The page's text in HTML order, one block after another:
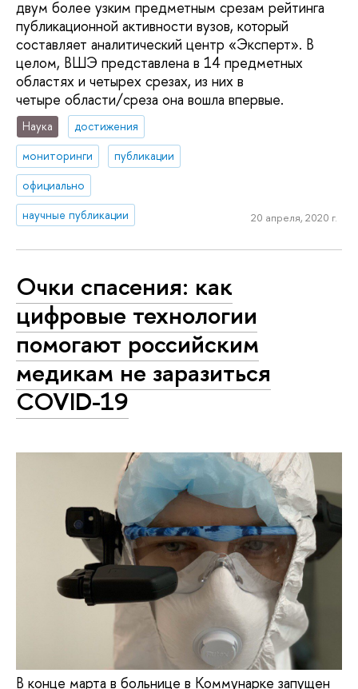
двум более узким предметным срезам рейтинга
публикационной активности вузов, который
составляет аналитический центр «Эксперт». В
целом, ВШЭ представлена в 14 предметных
областях и четырех срезах, из них в
четыре области/среза она вошла впервые.
Наука
достижения
мониторинги
публикации
официально
научные публикации
20 апреля, 2020 г.
Очки спасения: как
цифровые технологии
помогают российским
медикам не заразиться
COVID-19
В конце марта в больнице в Коммунарке запущен